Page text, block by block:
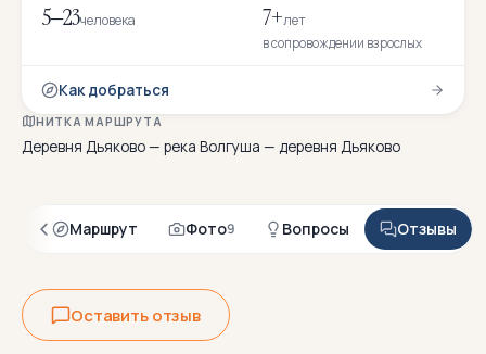
5–23человека 7+лет
в сопровождении взрослых
Как добраться
НИТКА МАРШРУТА
Деревня Дьяково — река Волгуша — деревня Дьяково
Маршрут Фото9 Вопросы Отзывы
Оставить отзыв